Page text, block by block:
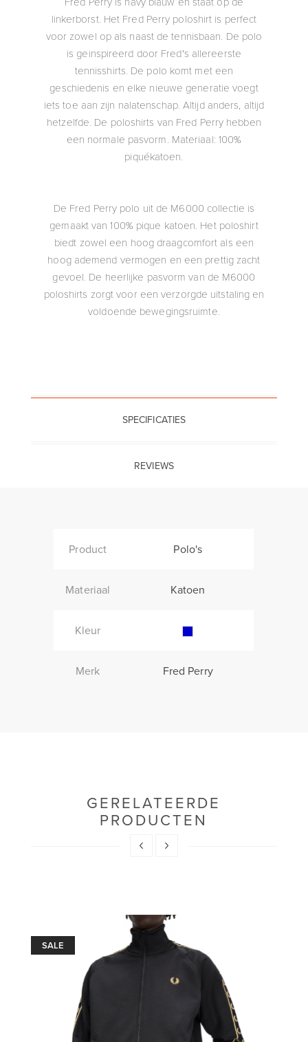
linkerborst. Het Fred Perry poloshirt is perfect
voor zowel op als naast de tennisbaan. De polo
is geinspireerd door Fred's allereerste
tennisshirts. De polo komt met een
geschiedenis en elke nieuwe generatie voegt
iets toe aan zijn nalatenschap. Altijd anders, altijd
hetzelfde. De poloshirts van Fred Perry hebben
een normale pasvorm. Materiaal: 100%
piquékatoen.
De Fred Perry polo uit de M6000 collectie is
gemaakt van 100% pique katoen. Het poloshirt
biedt zowel een hoog draagcomfort als een
hoog ademend vermogen en een prettig zacht
gevoel. De heerlijke pasvorm van de M6000
poloshirts zorgt voor een verzorgde uitstaling en
voldoende bewegingsruimte.
SPECIFICATIES
REVIEWS
Product Polo's
Materiaal Katoen
Kleur
Merk Fred Perry
GERELATEERDE
PRODUCTEN
SALE